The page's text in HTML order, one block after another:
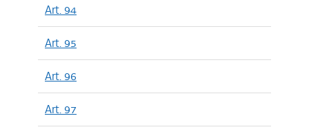
Art. 94
Art. 95
Art. 96
Art. 97